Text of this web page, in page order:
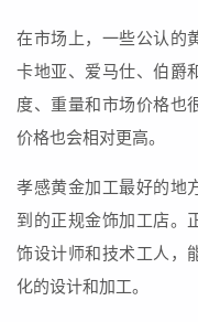
在市场上，一些公认的
卡地亚、爱马仕、伯爵
度、重量和市场价格也
价格也会相对更高。
孝感黄金加工最好的地
到的正规金饰加工店。
饰设计师和技术工人，
化的设计和加工。